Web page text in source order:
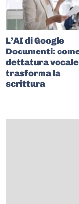
L’AI di Google
Documenti:
dettatura vocale
trasforma la
scrittura